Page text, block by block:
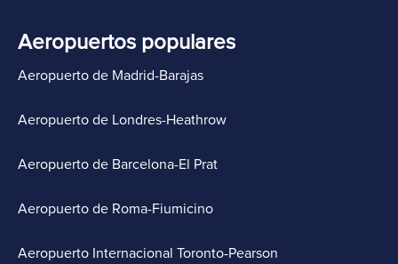
Aeropuertos populares
Aeropuerto de Madrid-Barajas
Aeropuerto de Londres-Heathrow
Aeropuerto de Barcelona-El Prat
Aeropuerto de Roma-Fiumicino
Aeropuerto Internacional Toronto-Pearson